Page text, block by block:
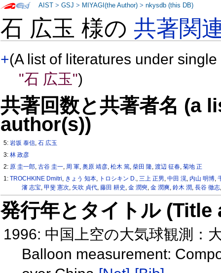
石 広玉 様の共著関
+(A list of literatures under
"石 広玉")
共著回数と共著者名 (a
author(s))
5:岩坂 泰信,石 広玉
3:林 政彦
2: 原 圭一郎,古谷 圭一, 周 軍,奥原 靖彦,松木 篤,柴田 隆,渡辺 征春,菊地 正
1:TROCHKINE Dmitri, きょう 知本, トロシキン D.,三上 正男,中田 滉, 内山 明博,
瀋 志宝, 甲斐 憲次, 矢吹 貞代, 藤田 耕史 , 金 潤奭, 金 潤爽, 鈴木 潤, 長谷 徹志
発行年とタイトル
1996: 中国上空の大気球観測：
Balloon measurement:
AIST >GSJ > MIYAGI(the Author) >nkysdb (this DB)